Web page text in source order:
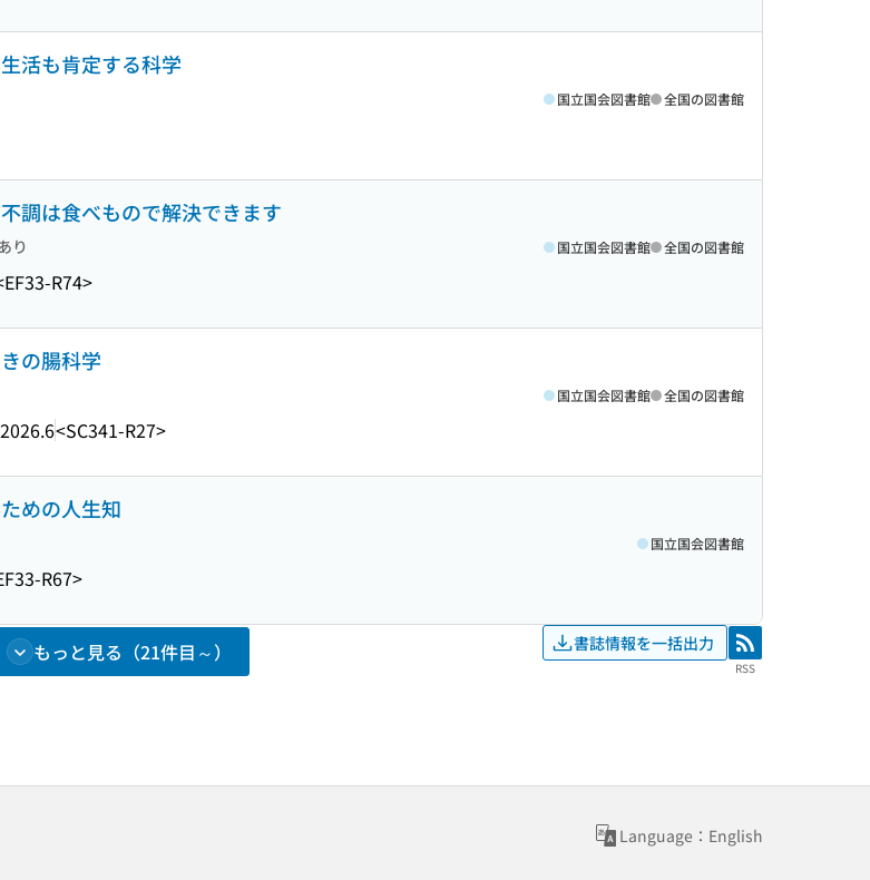
活も肯定する科学
国立国会図書館 全国の図書館
調は食べもので解決できます
り
R74>
国立国会図書館 全国の図書館
の腸科学
2026.6<SC341-R27>
国立国会図書館 全国の図書館
めの人生知
R67>
国立国会図書館
もっと見る（21件目～） 書誌情報を一括出力 RSS
RSS
Language：English